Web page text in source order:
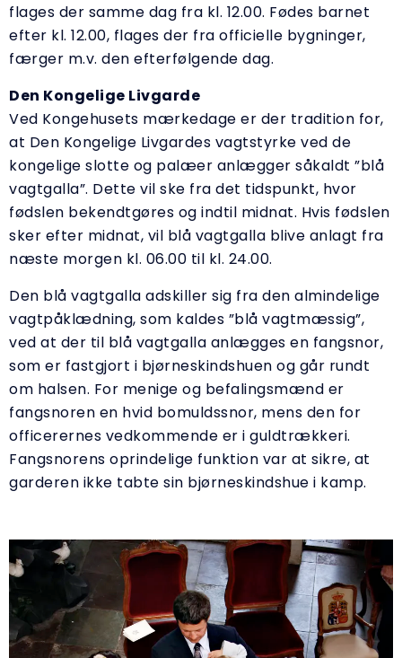
flages der samme dag fra kl. 12.00. Fødes barnet
efter kl. 12.00, flages der fra officielle bygninger,
færger m.v. den efterfølgende dag.
Den Kongelige Livgarde
Ved Kongehusets mærkedage er der tradition for,
at Den Kongelige Livgardes vagtstyrke ved de
kongelige slotte og palæer anlægger såkaldt ”blå
vagtgalla”. Dette vil ske fra det tidspunkt, hvor
fødslen bekendtgøres og indtil midnat. Hvis fødslen
sker efter midnat, vil blå vagtgalla blive anlagt fra
næste morgen kl. 06.00 til kl. 24.00.
Den blå vagtgalla adskiller sig fra den almindelige
vagtpåklædning, som kaldes ”blå vagtmæssig”,
ved at der til blå vagtgalla anlægges en fangsnor,
som er fastgjort i bjørneskindshuen og går rundt
om halsen. For menige og befalingsmænd er
fangsnoren en hvid bomuldssnor, mens den for
officerernes vedkommende er i guldtrækkeri.
Fangsnorens oprindelige funktion var at sikre, at
garderen ikke tabte sin bjørneskindshue i kamp.